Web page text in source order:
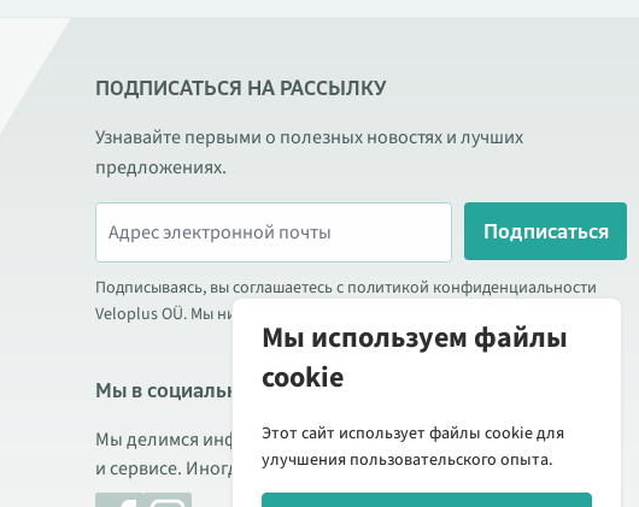
ПОДПИСАТЬСЯ НА РАССЫЛКУ
Узнавайте первыми о полезных новостях и лучших
предложениях.
Подписаться
Подписываясь, вы соглашаетесь с политикой конфиденциальности
Veloplus OÜ. Мы никогда не передаём ваши данные третьим лицам.
Мы в социальных сетях
Мы делимся информацией о выгодных акциях, новых товарах
и сервисе. Иногда публикуем обзоры продукции.
Мы используем файлы
cookie
Этот сайт использует файлы cookie для
улучшения пользовательского опыта.